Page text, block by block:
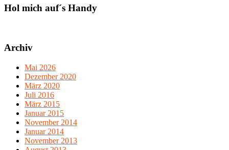
Hol mich auf´s Handy
Archiv
Mai 2026
Dezember 2020
März 2020
Juli 2016
März 2015
Januar 2015
November 2014
Januar 2014
November 2013